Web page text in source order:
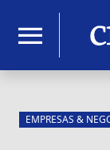
menu
EMPRESAS &